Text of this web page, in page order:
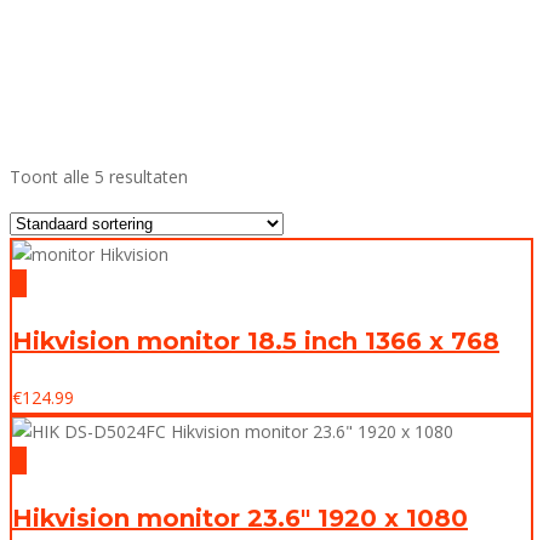
Toont alle 5 resultaten
Hikvision monitor 18.5 inch 1366 x 768
€124.99
Hikvision monitor 23.6″ 1920 x 1080